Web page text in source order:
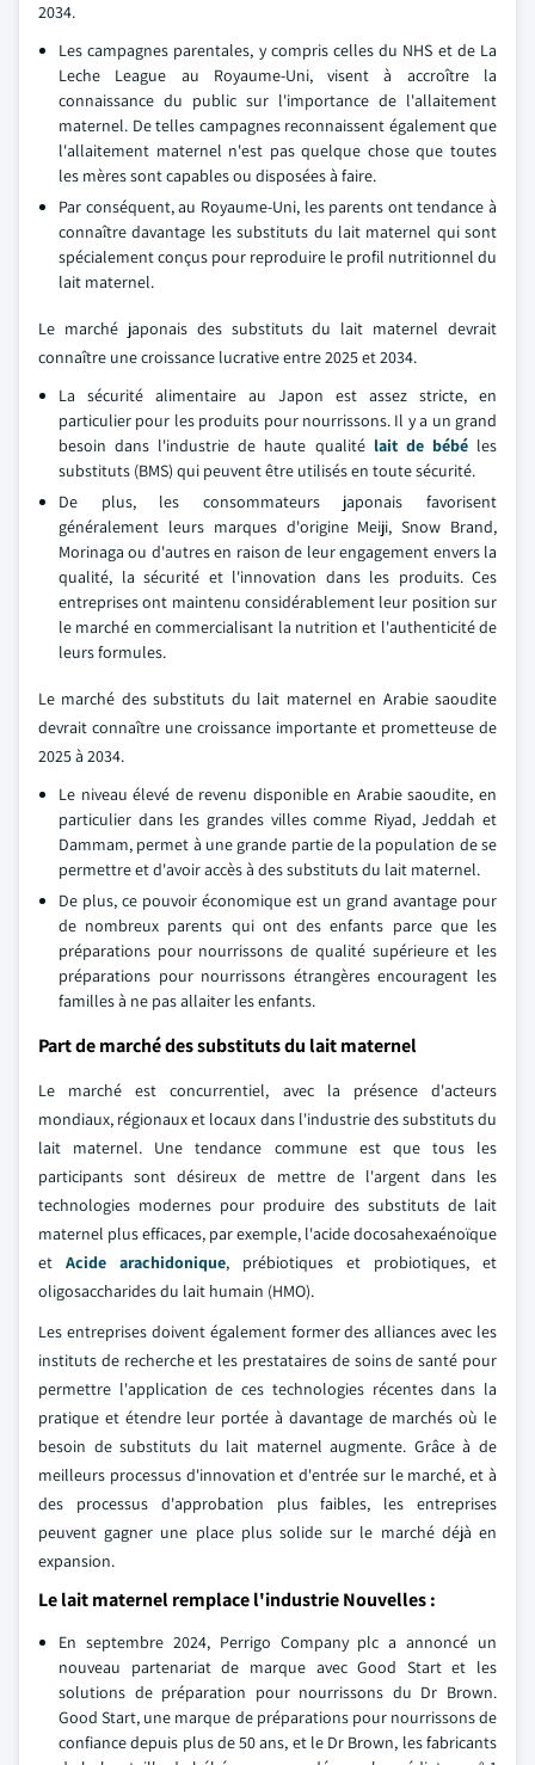
2034.
Les campagnes parentales, y compris celles du NHS et de La
Leche League au Royaume-Uni, visent à accroître la
connaissance du public sur l'importance de l'allaitement
maternel. De telles campagnes reconnaissent également que
l'allaitement maternel n'est pas quelque chose que toutes
les mères sont capables ou disposées à faire.
Par conséquent, au Royaume-Uni, les parents ont tendance à
connaître davantage les substituts du lait maternel qui sont
spécialement conçus pour reproduire le profil nutritionnel du
lait maternel.
Le marché japonais des substituts du lait maternel devrait
connaître une croissance lucrative entre 2025 et 2034.
La sécurité alimentaire au Japon est assez stricte, en
particulier pour les produits pour nourrissons. Il y a un grand
besoin dans l'industrie de haute qualité lait de bébéles
substituts (BMS) qui peuvent être utilisés en toute sécurité.
De plus, les consommateurs japonais favorisent
généralement leurs marques d'origine Meiji, Snow Brand,
Morinaga ou d'autres en raison de leur engagement envers la
qualité, la sécurité et l'innovation dans les produits. Ces
entreprises ont maintenu considérablement leur position sur
le marché en commercialisant la nutrition et l'authenticité de
leurs formules.
Le marché des substituts du lait maternel en Arabie saoudite
devrait connaître une croissance importante et prometteuse de
2025 à 2034.
Le niveau élevé de revenu disponible en Arabie saoudite, en
particulier dans les grandes villes comme Riyad, Jeddah et
Dammam, permet à une grande partie de la population de se
permettre et d'avoir accès à des substituts du lait maternel.
De plus, ce pouvoir économique est un grand avantage pour
de nombreux parents qui ont des enfants parce que les
préparations pour nourrissons de qualité supérieure et les
préparations pour nourrissons étrangères encouragent les
familles à ne pas allaiter les enfants.
Part de marché des substituts du lait maternel
Le marché est concurrentiel, avec la présence d'acteurs
mondiaux, régionaux et locaux dans l'industrie des substituts du
lait maternel. Une tendance commune est que tous les
participants sont désireux de mettre de l'argent dans les
technologies modernes pour produire des substituts de lait
maternel plus efficaces, par exemple, l'acide docosahexaénoïque
et Acide arachidonique, prébiotiques et probiotiques, et
oligosaccharides du lait humain (HMO).
Les entreprises doivent également former des alliances avec les
instituts de recherche et les prestataires de soins de santé pour
permettre l'application de ces technologies récentes dans la
pratique et étendre leur portée à davantage de marchés où le
besoin de substituts du lait maternel augmente. Grâce à de
meilleurs processus d'innovation et d'entrée sur le marché, et à
des processus d'approbation plus faibles, les entreprises
peuvent gagner une place plus solide sur le marché déjà en
expansion.
Le lait maternel remplace l'industrie Nouvelles :
En septembre 2024, Perrigo Company plc a annoncé un
nouveau partenariat de marque avec Good Start et les
solutions de préparation pour nourrissons du Dr Brown.
Good Start, une marque de préparations pour nourrissons de
confiance depuis plus de 50 ans, et le Dr Brown, les fabricants